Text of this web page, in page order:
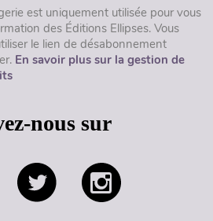
est uniquement utilisée pour vous
des Éditions Ellipses. Vous
le lien de désabonnement
En savoir plus sur la gestion de
nous sur